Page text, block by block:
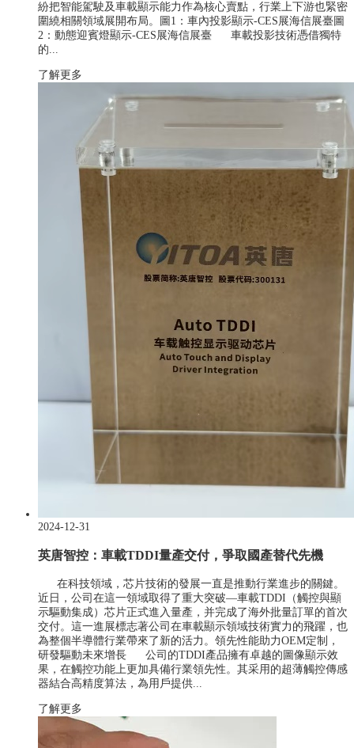
紛把智能駕駛及車載顯示能力作為核心賣點，行業上下游也緊密
圍繞相關領域展開布局。圖1：車內投影顯示-CES展海信展臺圖
2：動態迎賓燈顯示-CES展海信展臺 車載投影技術憑借獨特
的...
了解更多
2024-12-31
英唐智控：車載TDDI量產交付，爭取國產替代先機
在科技領域，芯片技術的發展一直是推動行業進步的關鍵。
近日，公司在這一領域取得了重大突破—車載TDDI（觸控與顯
示驅動集成）芯片正式進入量產，并完成了海外批量訂單的首次
交付。這一進展標志著公司在車載顯示領域技術實力的飛躍，也
為整個半導體行業帶來了新的活力。領先性能助力OEM定制，
研發驅動未來增長 公司的TDDI產品擁有卓越的圖像顯示效
果，在觸控功能上更加具備行業領先性。其采用的超薄觸控傳感
器結合高精度算法，為用戶提供...
了解更多